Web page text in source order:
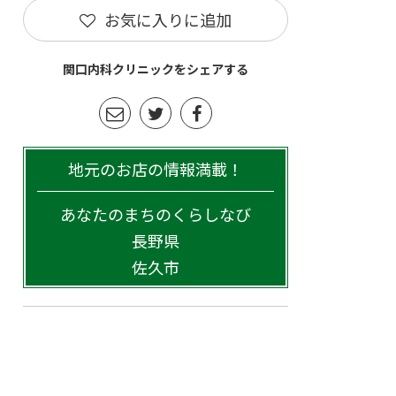
お気に入りに追加
関口内科クリニックをシェアする
地元のお店の情報満載！
あなたのまちのくらしなび
長野県
佐久市